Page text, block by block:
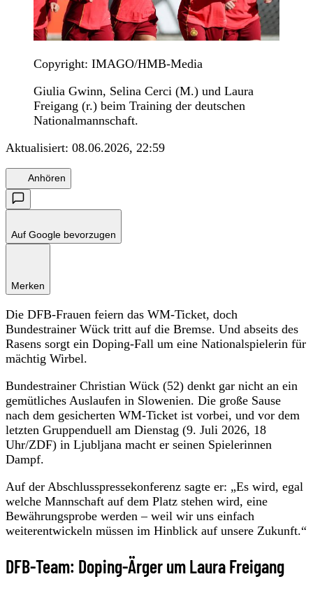
Copyright: IMAGO/HMB-Media
Giulia Gwinn, Selina Cerci (M.) und Laura
Freigang (r.) beim Training der deutschen
Nationalmannschaft.
Aktualisiert: 08.06.2026, 22:59
Anhören
Auf Google bevorzugen
Merken
Die DFB-Frauen feiern das WM-Ticket, doch
Bundestrainer Wück tritt auf die Bremse. Und abseits des
Rasens sorgt ein Doping-Fall um eine Nationalspielerin für
mächtig Wirbel.
Bundestrainer Christian Wück (52) denkt gar nicht an ein
gemütliches Auslaufen in Slowenien. Die große Sause
nach dem gesicherten WM-Ticket ist vorbei, und vor dem
letzten Gruppenduell am Dienstag (9. Juli 2026, 18
Uhr/ZDF) in Ljubljana macht er seinen Spielerinnen
Dampf.
Auf der Abschlusspressekonferenz sagte er: „Es wird, egal
welche Mannschaft auf dem Platz stehen wird, eine
Bewährungsprobe werden – weil wir uns einfach
weiterentwickeln müssen im Hinblick auf unsere Zukunft.“
DFB-Team: Doping-Ärger um Laura Freigang